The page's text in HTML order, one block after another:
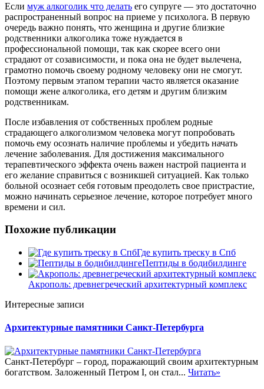
Если муж алкоголик что делать его супруге — это достаточно
распространенный вопрос на приеме у психолога. В первую
очередь важно понять, что женщина и другие близкие
родственники алкоголика тоже нуждается в
профессиональной помощи, так как скорее всего они
страдают от созависимости, и пока она не будет вылечена,
грамотно помочь своему родному человеку они не смогут.
Поэтому первым этапом терапии часто является оказание
помощи жене алкоголика, его детям и другим близким
родственникам.
После избавления от собственных проблем родные
страдающего алкоголизмом человека могут попробовать
помочь ему осознать наличие проблемы и убедить начать
лечение заболевания. Для достижения максимального
терапевтического эффекта очень важен настрой пациента и
его желание справиться с возникшей ситуацией. Как только
больной осознает себя готовым преодолеть свое пристрастие,
можно начинать серьезное лечение, которое потребует много
времени и сил.
Похожие публикации
Где купить треску в Спб
Пептиды в бодибилдинге
Акрополь: древнегреческий архитектурный комплекс
Интересные записи
Архитектурные памятники Санкт-Петербурга
Санкт-Петербург – город, поражающий своим архитектурным
богатством. Заложенный Петром I, он стал... Читать»